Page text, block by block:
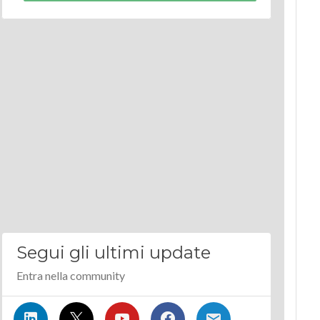
Segui gli ultimi update
Entra nella community